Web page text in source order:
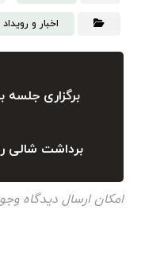
اخبار و رویداد
برگزاری جلسه
برداشت شالی
امکان ارسال دیدگاه